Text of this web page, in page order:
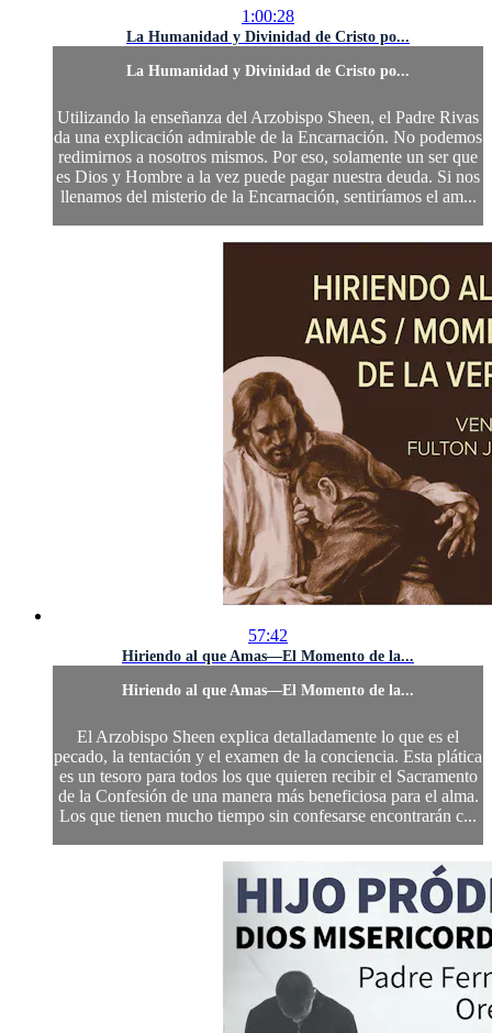
1:00:28
La Humanidad y Divinidad de Cristo po...
La Humanidad y Divinidad de Cristo po...
Utilizando la enseñanza del Arzobispo Sheen, el Padre Rivas
da una explicación admirable de la Encarnación. No podemos
redimirnos a nosotros mismos. Por eso, solamente un ser que
es Dios y Hombre a la vez puede pagar nuestra deuda. Si nos
llenamos del misterio de la Encarnación, sentiríamos el am...
57:42
Hiriendo al que Amas—El Momento de la...
Hiriendo al que Amas—El Momento de la...
El Arzobispo Sheen explica detalladamente lo que es el
pecado, la tentación y el examen de la conciencia. Esta plática
es un tesoro para todos los que quieren recibir el Sacramento
de la Confesión de una manera más beneficiosa para el alma.
Los que tienen mucho tiempo sin confesarse encontrarán c...